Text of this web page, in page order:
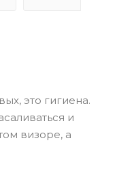
это гигиена.
и
визоре, а